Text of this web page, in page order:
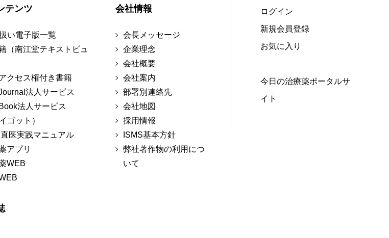
テンツ
い電子版一覧
（南江堂テキストビュ
クセス権付き書籍
法人サービス
法人サービス
ゴット）
医実践マニュアル
アプリ
WEB
会社情報
会長メッセージ
企業理念
会社概要
会社案内
部署別連絡先
会社地図
採用情報
ISMS基本方針
弊社著作物の利用につ
いて
ログイン
新規会員登録
お気に入り
今日の治療薬ポータルサ
イト